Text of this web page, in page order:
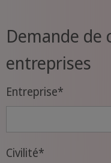
Demande de
entreprises
Entreprise*
Civilité*